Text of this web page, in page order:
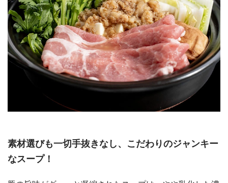
素材選びも一切手抜きなし、こだわりのジャンキー
なスープ！